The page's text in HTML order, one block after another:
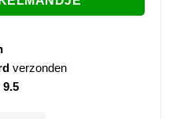
verzonden